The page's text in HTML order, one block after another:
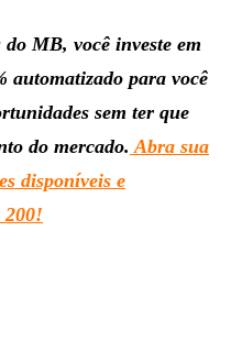
MB, você investe em
automatizado para você
sem ter que
do mercado. Abra sua
disponíveis e
200!